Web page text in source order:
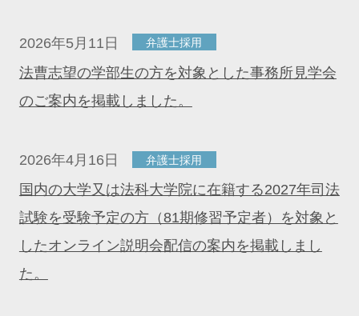
2026年5月11日 弁護士採用
法曹志望の学部生の方を対象とした事務所見学会
のご案内を掲載しました。
2026年4月16日 弁護士採用
国内の大学又は法科大学院に在籍する2027年司法
試験を受験予定の方（81期修習予定者）を対象と
したオンライン説明会配信の案内を掲載しまし
た。